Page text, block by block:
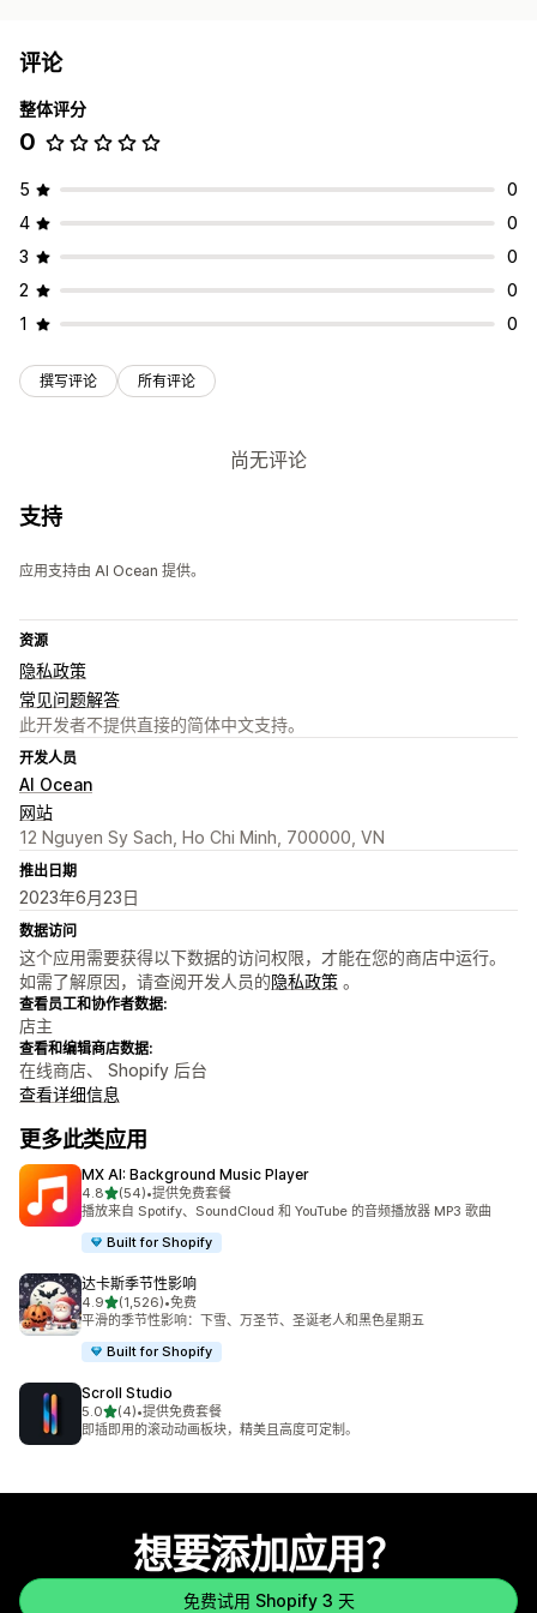
评论
整体评分
0
5
0
4
0
3
0
2
0
1
0
撰写评论 所有评论
尚无评论
支持
应用支持由 AI Ocean 提供。
资源
隐私政策
常见问题解答
此开发者不提供直接的简体中文支持。
开发人员
AI Ocean
网站
12 Nguyen Sy Sach, Ho Chi Minh, 700000, VN
推出日期
2023年6月23日
数据访问
这个应用需要获得以下数据的访问权限，才能在您的商店中运行。
如需了解原因，请查阅开发人员的隐私政策 。
查看员工和协作者数据:
店主
查看和编辑商店数据:
在线商店、 Shopify 后台
查看详细信息
更多此类应用
MX AI: Background Music Player
4.8星（满分 5 星）
(54)
总共 54 条评论
•提供免费套餐
播放来自 Spotify、SoundCloud 和 YouTube 的音频播放器 MP3 歌曲
Built for Shopify
达卡斯季节性影响
4.9星（满分 5 星）
(1,526)
总共 1526 条评论
•免费
平滑的季节性影响：下雪、万圣节、圣诞老人和黑色星期五
Built for Shopify
Scroll Studio
5.0星（满分 5 星）
(4)
总共 4 条评论
•提供免费套餐
即插即用的滚动动画板块，精美且高度可定制。
想要添加应用？
免费试用 Shopify 3 天